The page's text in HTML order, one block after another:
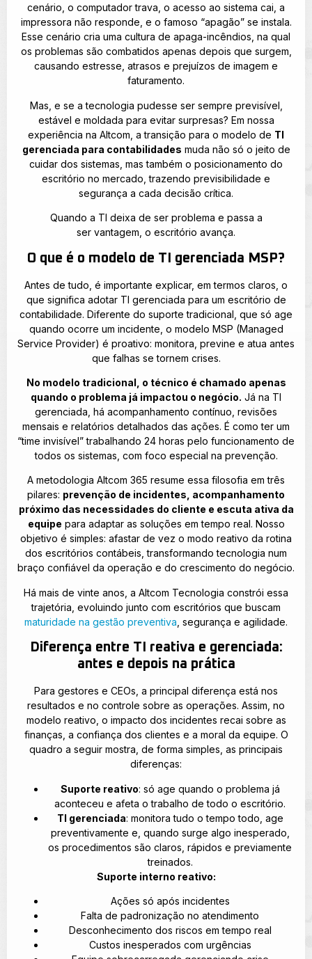
cenário, o computador trava, o acesso ao sistema cai, a
impressora não responde, e o famoso “apagão” se instala.
Esse cenário cria uma cultura de apaga-incêndios, na qual
os problemas são combatidos apenas depois que surgem,
causando estresse, atrasos e prejuízos de imagem e
faturamento.
Mas, e se a tecnologia pudesse ser sempre previsível,
estável e moldada para evitar surpresas? Em nossa
experiência na Altcom, a transição para o modelo de TI
gerenciada para contabilidades muda não só o jeito de
cuidar dos sistemas, mas também o posicionamento do
escritório no mercado, trazendo previsibilidade e
segurança a cada decisão crítica.
Quando a TI deixa de ser problema e passa a
ser vantagem, o escritório avança.
O que é o modelo de TI gerenciada MSP?
Antes de tudo, é importante explicar, em termos claros, o
que significa adotar TI gerenciada para um escritório de
contabilidade. Diferente do suporte tradicional, que só age
quando ocorre um incidente, o modelo MSP (Managed
Service Provider) é proativo: monitora, previne e atua antes
que falhas se tornem crises.
No modelo tradicional, o técnico é chamado apenas
quando o problema já impactou o negócio. Já na TI
gerenciada, há acompanhamento contínuo, revisões
mensais e relatórios detalhados das ações. É como ter um
“time invisível” trabalhando 24 horas pelo funcionamento de
todos os sistemas, com foco especial na prevenção.
A metodologia Altcom 365 resume essa filosofia em três
pilares: prevenção de incidentes, acompanhamento
próximo das necessidades do cliente e escuta ativa da
equipe para adaptar as soluções em tempo real. Nosso
objetivo é simples: afastar de vez o modo reativo da rotina
dos escritórios contábeis, transformando tecnologia num
braço confiável da operação e do crescimento do negócio.
Há mais de vinte anos, a Altcom Tecnologia constrói essa
trajetória, evoluindo junto com escritórios que buscam
maturidade na gestão preventiva , segurança e agilidade.
Diferença entre TI reativa e gerenciada:
antes e depois na prática
Para gestores e CEOs, a principal diferença está nos
resultados e no controle sobre as operações. Assim, no
modelo reativo, o impacto dos incidentes recai sobre as
finanças, a confiança dos clientes e a moral da equipe. O
quadro a seguir mostra, de forma simples, as principais
diferenças:
Suporte reativo: só age quando o problema já
aconteceu e afeta o trabalho de todo o escritório.
TI gerenciada: monitora tudo o tempo todo, age
preventivamente e, quando surge algo inesperado,
os procedimentos são claros, rápidos e previamente
treinados.
Suporte interno reativo:
Ações só após incidentes
Falta de padronização no atendimento
Desconhecimento dos riscos em tempo real
Custos inesperados com urgências